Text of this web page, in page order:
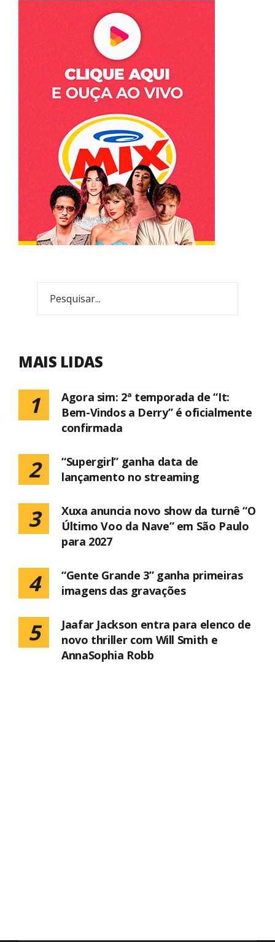
MAIS LIDAS
1
Agora sim: 2ª temporada de “It:
Bem-Vindos a Derry” é oficialmente
confirmada
2
“Supergirl” ganha data de
lançamento no streaming
3
Xuxa anuncia novo show da turnê “O
Último Voo da Nave” em São Paulo
para 2027
4
“Gente Grande 3” ganha primeiras
imagens das gravações
5
Jaafar Jackson entra para elenco de
novo thriller com Will Smith e
AnnaSophia Robb